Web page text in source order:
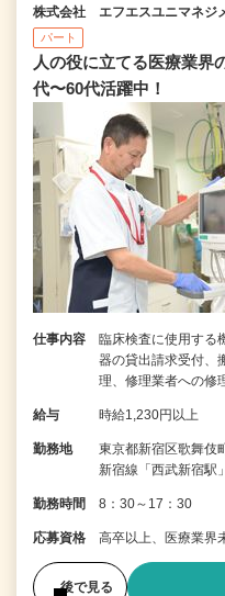
株式会社 エフエスユニマネジ
パート
人の役に立てる医療業界
代〜60代活躍中！
仕事内容
臨床検査に使用する
器の貸出請求受付、
理、修理業者への修
給与 時給1,230円以上
勤務地
東京都新宿区歌舞伎
新宿線「西武新宿駅
勤務時間 8：30～17：30
応募資格 高卒以上、医療業界
後で見る